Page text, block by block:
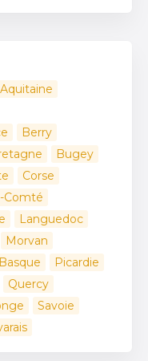
Aquitaine
Berry
Bugey
Corse
Comté
Languedoc
Morvan
Picardie
Quercy
Savoie